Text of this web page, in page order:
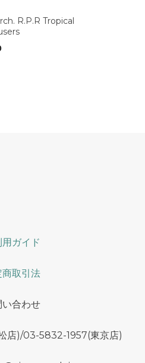
R.P.R Tropical
用ガイド
商取引法
い合わせ
店)/03-5832-1957(東京店)